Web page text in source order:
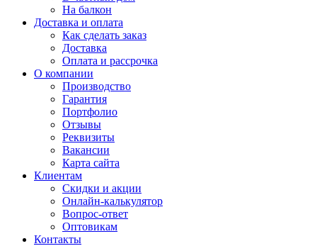
На балкон
Доставка и оплата
Как сделать заказ
Доставка
Оплата и рассрочка
О компании
Производство
Гарантия
Портфолио
Отзывы
Реквизиты
Вакансии
Карта сайта
Клиентам
Скидки и акции
Онлайн-калькулятор
Вопрос-ответ
Оптовикам
Контакты